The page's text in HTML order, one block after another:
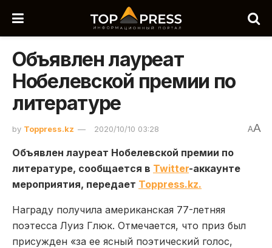
Объявлен лауреат
Нобелевской премии по
литературе
by Toppress.kz 2020/10/10 03:28 AA
Объявлен лауреат Нобелевской премии по
литературе, сообщается в Twitter-аккаунте
мероприятия, передает Toppress.kz.
Награду получила американская 77-летняя
поэтесса Луиз Глюк. Отмечается, что приз был
присужден «за ее ясный поэтический голос,